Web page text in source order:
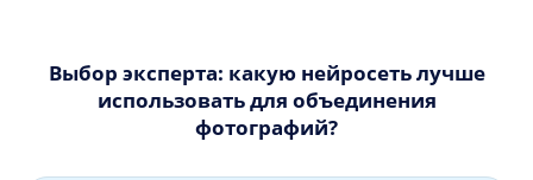
Выбор эксперта: какую нейросеть лучше
использовать для объединения
фотографий?